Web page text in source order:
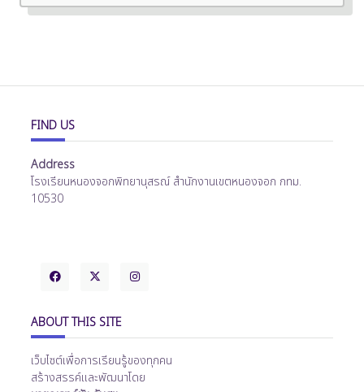
FIND US
Address
โรงเรียนหนองจอกพิทยานุสรณ์ สำนักงานเขตหนองจอก กทม.
10530
ABOUT THIS SITE
เว็บไซต์เพื่อการเรียนรู้ของทุกคน
สร้างสรรค์และพัฒนาโดย